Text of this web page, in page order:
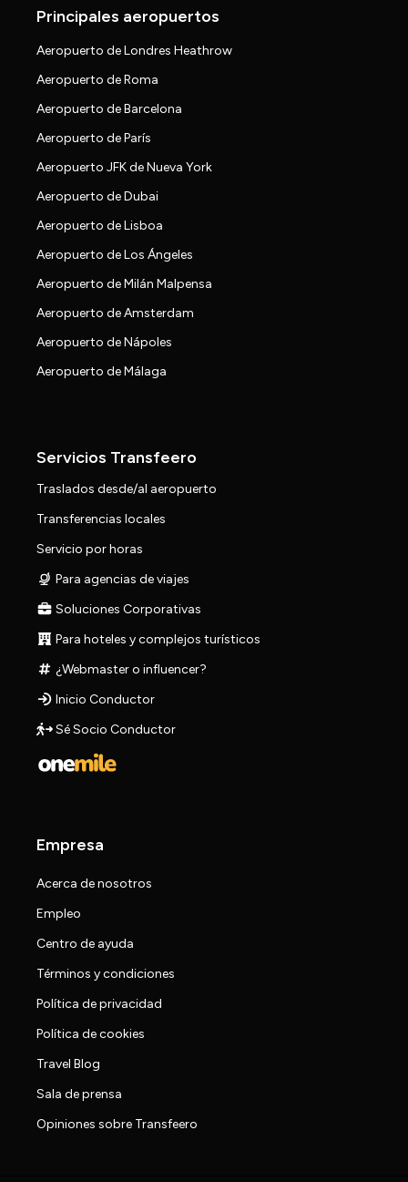
Principales aeropuertos
Aeropuerto de Londres Heathrow
Aeropuerto de Roma
Aeropuerto de Barcelona
Aeropuerto de París
Aeropuerto JFK de Nueva York
Aeropuerto de Dubai
Aeropuerto de Lisboa
Aeropuerto de Los Ángeles
Aeropuerto de Milán Malpensa
Aeropuerto de Amsterdam
Aeropuerto de Nápoles
Aeropuerto de Málaga
Servicios Transfeero
Traslados desde/al aeropuerto
Transferencias locales
Servicio por horas
Para agencias de viajes
Soluciones Corporativas
Para hoteles y complejos turísticos
¿Webmaster o influencer?
Inicio Conductor
Sé Socio Conductor
Empresa
Acerca de nosotros
Empleo
Centro de ayuda
Términos y condiciones
Política de privacidad
Política de cookies
Travel Blog
Sala de prensa
Opiniones sobre Transfeero